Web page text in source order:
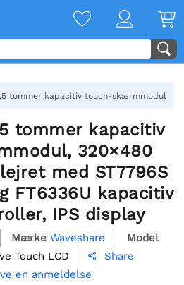
tommer kapacitiv touch-skærmmodul,
tommer kapacitiv
320×480
med ST7796S
FT6336U kapacitiv
IPS display
Mærke Waveshare
Model
Touch LCD

Share
en anmeldelse